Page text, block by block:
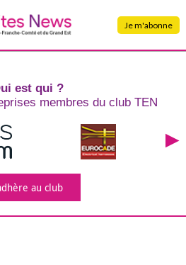
Je m'abonne
est qui ?
membres du club TEN
au club